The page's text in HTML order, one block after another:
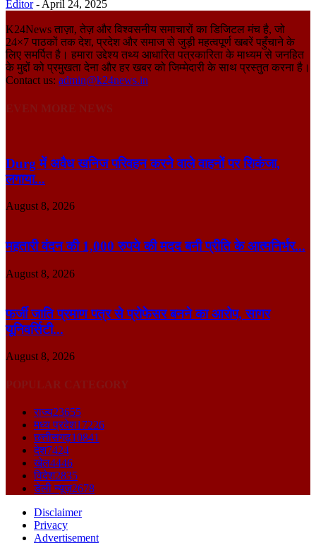
Editor -April 24, 2025
K24News ताज़ा, तेज़ और विश्वसनीय समाचारों का डिजिटल मंच है, जो
24×7 पाठकों तक देश, प्रदेश और समाज से जुड़ी महत्वपूर्ण खबरें पहुँचाने के
लिए समर्पित है। हमारा उद्देश्य तथ्य आधारित पत्रकारिता के माध्यम से जनहित
के मुद्दों को प्रमुखता देना और हर खबर को जिम्मेदारी के साथ प्रस्तुत करना है।
Contact us: admin@k24news.in
Durg में अवैध खनिज परिवहन करने वाले वाहनों पर शिकंजा,
लगाया...
August 8, 2026
महतारी वंदन की 1,000 रुपये की मदद बनी प्रीति के आत्मनिर्भर...
August 8, 2026
फर्जी जाति प्रमाण पत्र से प्रोफेसर बनने का आरोप, सागर
यूनिवर्सिटी...
August 8, 2026
राज्य23655
मध्य प्रदेश17226
छत्तीसगढ़10841
देश7424
खेल4446
विदेश2835
डेली न्यूज़2678
Disclaimer
Privacy
Advertisement